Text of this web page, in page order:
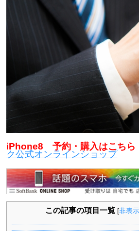
iPhone8 予約・購入はこ
ク公式オンラインショップ
この記事の項目一覧 [非表